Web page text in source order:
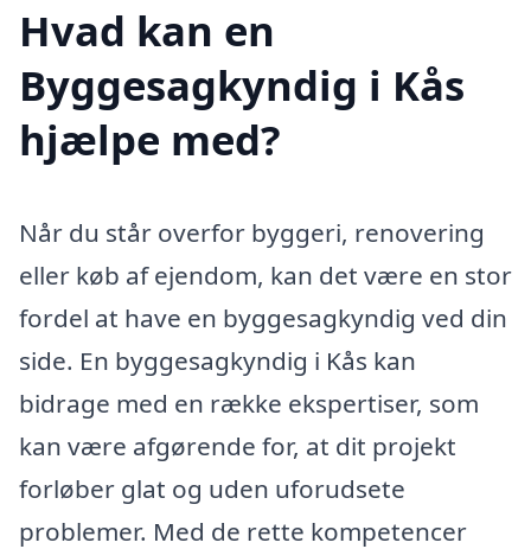
Hvad kan en
Byggesagkyndig i Kås
hjælpe med?
Når du står overfor byggeri, renovering
eller køb af ejendom, kan det være en stor
fordel at have en byggesagkyndig ved din
side. En byggesagkyndig i Kås kan
bidrage med en række ekspertiser, som
kan være afgørende for, at dit projekt
forløber glat og uden uforudsete
problemer. Med de rette kompetencer